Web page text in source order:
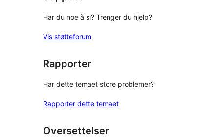
Har du noe å si? Trenger du hjelp?
Vis støtteforum
Rapporter
Har dette temaet store problemer?
Rapporter dette temaet
Oversettelser